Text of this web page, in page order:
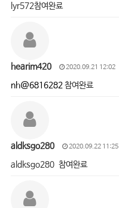
lyr572참여완료
hearim420 2020.09.21 12:02
nh@6816282참여완료
aldksgo280 2020.09.22 11:25
aldksgo280 참여완료